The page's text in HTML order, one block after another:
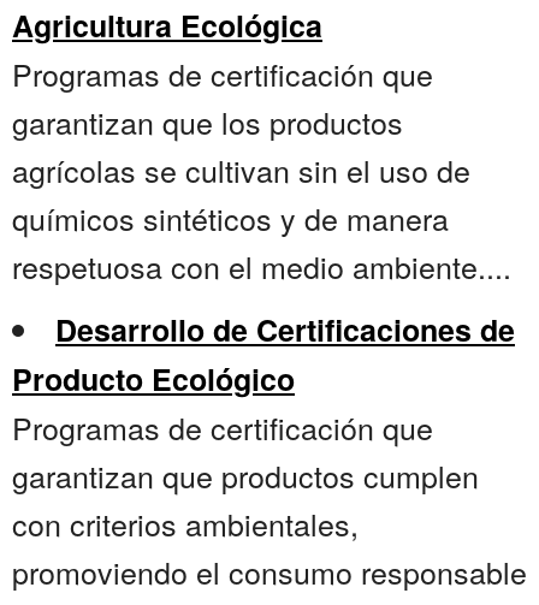
Agricultura Ecológica
Programas de certificación que
garantizan que los productos
agrícolas se cultivan sin el uso de
químicos sintéticos y de manera
respetuosa con el medio ambiente....
Desarrollo de Certificaciones de
Producto Ecológico
Programas de certificación que
garantizan que productos cumplen
con criterios ambientales,
promoviendo el consumo responsable